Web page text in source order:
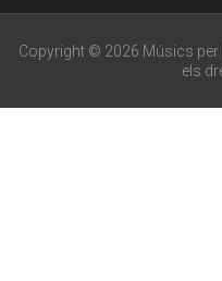
Copyright © 2026 Músics per
els